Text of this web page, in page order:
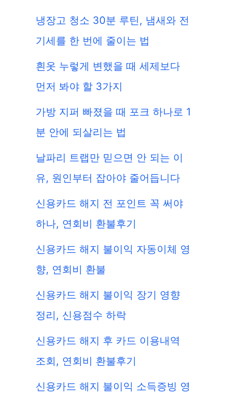
냉장고 청소 30분 루틴, 냄새와 전
기세를 한 번에 줄이는 법
흰옷 누렇게 변했을 때 세제보다
먼저 봐야 할 3가지
가방 지퍼 빠졌을 때 포크 하나로 1
분 안에 되살리는 법
날파리 트랩만 믿으면 안 되는 이
유, 원인부터 잡아야 줄어듭니다
신용카드 해지 전 포인트 꼭 써야
하나, 연회비 환불후기
신용카드 해지 불이익 자동이체 영
향, 연회비 환불
신용카드 해지 불이익 장기 영향
정리, 신용점수 하락
신용카드 해지 후 카드 이용내역
조회, 연회비 환불후기
신용카드 해지 불이익 소득증빙 영